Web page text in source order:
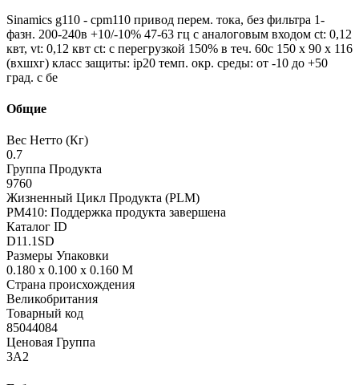
Sinamics g110 - cpm110 привод перем. тока, без фильтра 1-
фазн. 200-240в +10/-10% 47-63 гц с аналоговым входом ct: 0,12
квт, vt: 0,12 квт ct: с перегрузкой 150% в теч. 60с 150 x 90 x 116
(вxшxг) класс защиты: ip20 темп. окр. среды: от -10 до +50
град. c бе
Общие
Вес Нетто (Кг)
0.7
Группа Продукта
9760
Жизненный Цикл Продукта (PLM)
PM410: Поддержка продукта завершена
Каталог ID
D11.1SD
Размеры Упаковки
0.180 x 0.100 x 0.160 M
Страна происхождения
Великобритания
Товарный код
85044084
Ценовая Группа
3A2